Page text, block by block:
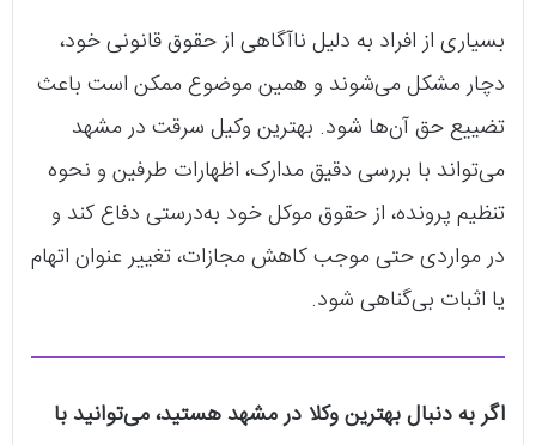
بسیاری از افراد به دلیل ناآگاهی از حقوق قانونی خود،
دچار مشکل می‌شوند و همین موضوع ممکن است باعث
تضییع حق آن‌ها شود. بهترین وکیل سرقت در مشهد
می‌تواند با بررسی دقیق مدارک، اظهارات طرفین و نحوه
تنظیم پرونده، از حقوق موکل خود به‌درستی دفاع کند و
در مواردی حتی موجب کاهش مجازات، تغییر عنوان اتهام
یا اثبات بی‌گناهی شود.
اگر به دنبال بهترین وکلا در مشهد هستید، می‌توانید با